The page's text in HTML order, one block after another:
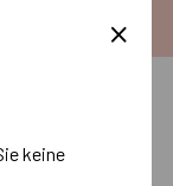
keine